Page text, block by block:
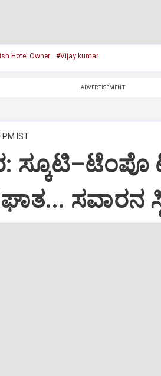
Hotel Owner #Vijay kumar
ADVERTISEMENT
PM IST
ಸ್ಕೂಟಿ–ಟೆಂಪೊ
ಸವಾರನ